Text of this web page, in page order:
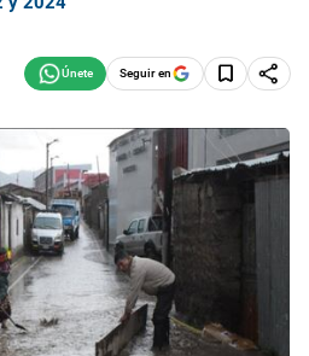
Seguir en